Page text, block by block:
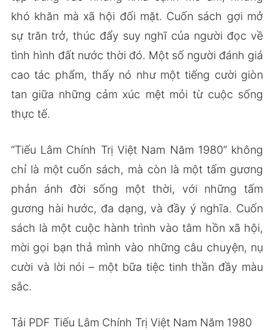
khó khăn mà xã hội đối mặt. Cuốn sách gợi mở
sự trăn trở, thúc đẩy suy nghĩ của người đọc về
tình hình đất nước thời đó. Một số người đánh giá
cao tác phẩm, thấy nó như một tiếng cười giòn
tan giữa những cảm xúc mệt mỏi từ cuộc sống
thực tế.
“Tiếu Lâm Chính Trị Việt Nam Năm 1980” không
chỉ là một cuốn sách, mà còn là một tấm gương
phản ánh đời sống một thời, với những tấm
gương hài hước, đa dạng, và đầy ý nghĩa. Cuốn
sách là một cuộc hành trình vào tâm hồn xã hội,
mời gọi bạn thả mình vào những câu chuyện, nụ
cười và lời nói – một bữa tiệc tinh thần đầy màu
sắc.
Tải PDF Tiếu Lâm Chính Trị Việt Nam Năm 1980